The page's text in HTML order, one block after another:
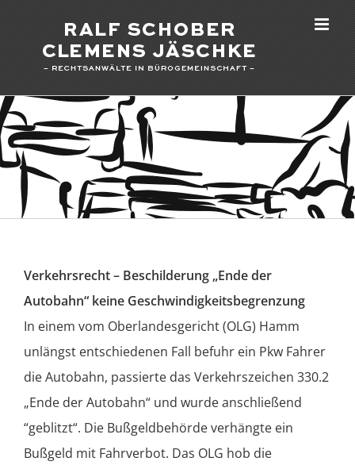
springen
Verkehrsrecht – Beschilderung „Ende der
Autobahn“ keine Geschwindigkeitsbegrenzung
In einem vom Oberlandesgericht (OLG) Hamm
unlängst entschiedenen Fall befuhr ein Pkw Fahrer
die Autobahn, passierte das Verkehrszeichen 330.2
„Ende der Autobahn“ und wurde anschließend
“geblitzt“. Die Bußgeldbehörde verhängte ein
Bußgeld mit Fahrverbot. Das OLG hob die